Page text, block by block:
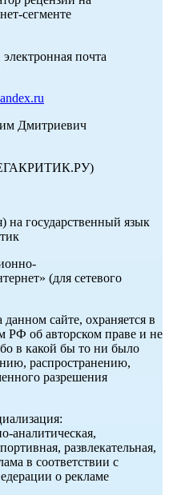
сегменте
почта
Дмитриевич
на государственный язык
(для сетевого
сайте, охраняется в
РФ об авторском праве и не
в какой бы то ни было
распространению,
разрешения
аналитическая,
развлекательная,
в соответствии с
о рекламе